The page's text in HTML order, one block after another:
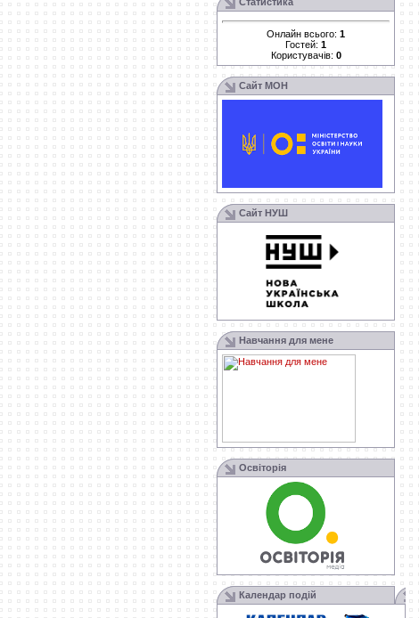
Онлайн всього: 1
Гостей: 1
Користувачів: 0
Сайт МОН
Сайт НУШ
Навчання для мене
Освіторія
Календар подій